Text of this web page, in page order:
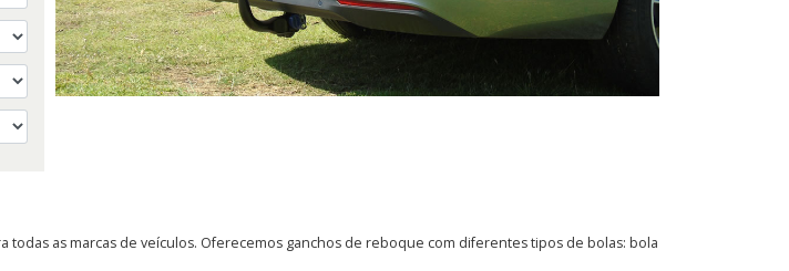
as marcas de veículos. Oferecemos ganchos de reboque com diferentes tipos de bolas: bola